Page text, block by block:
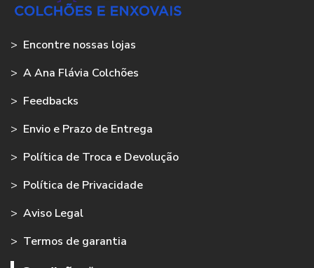
> Encontre nossas lojas
> A Ana Flávia Colchões
> Feedbacks
> Envio e Prazo de Entrega
> Política de Troca e Devolução
> Política de Privacidade
> Aviso Legal
> Termos de garantia